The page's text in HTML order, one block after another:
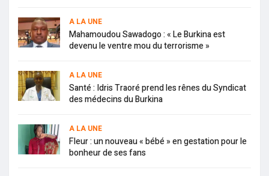
A LA UNE
Mahamoudou Sawadogo : « Le Burkina est
devenu le ventre mou du terrorisme »
A LA UNE
Santé : Idris Traoré prend les rênes du Syndicat
des médecins du Burkina
A LA UNE
Fleur : un nouveau « bébé » en gestation pour le
bonheur de ses fans